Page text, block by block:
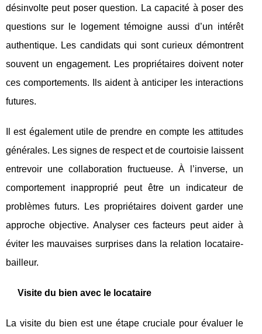
désinvolte peut poser question. La capacité à poser des
questions sur le logement témoigne aussi d’un intérêt
authentique. Les candidats qui sont curieux démontrent
souvent un engagement. Les propriétaires doivent noter
ces comportements. Ils aident à anticiper les interactions
futures.
Il est également utile de prendre en compte les attitudes
générales. Les signes de respect et de courtoisie laissent
entrevoir une collaboration fructueuse. À l’inverse, un
comportement inapproprié peut être un indicateur de
problèmes futurs. Les propriétaires doivent garder une
approche objective. Analyser ces facteurs peut aider à
éviter les mauvaises surprises dans la relation locataire-
bailleur.
Visite du bien avec le locataire
La visite du bien est une étape cruciale pour évaluer le